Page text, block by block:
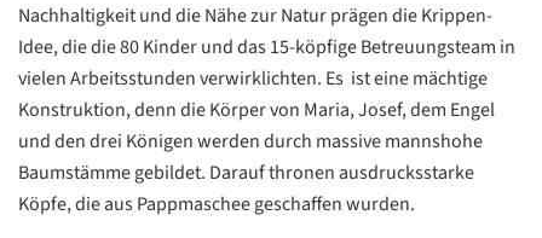
Nachhaltigkeit und die Nähe zur Natur prägen die Krippen-
Idee, die die 80 Kinder und das 15-köpfige Betreuungsteam in
vielen Arbeitsstunden verwirklichten. Es ist eine mächtige
Konstruktion, denn die Körper von Maria, Josef, dem Engel
und den drei Königen werden durch massive mannshohe
Baumstämme gebildet. Darauf thronen ausdrucksstarke
Köpfe, die aus Pappmaschee geschaffen wurden.